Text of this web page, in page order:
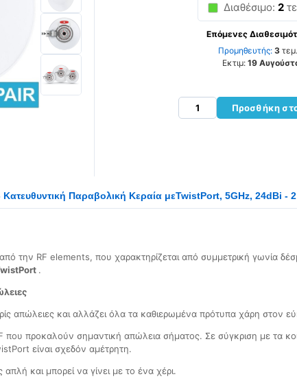
Διαθέσιμο: 2
Επόμενες
Προμηθευτής: 3 τεμ.
Εκτιμ: 19
Προσθήκη
Παραβολική Κεραία μεTwistPort, 5GHz, 24dBi - 2
από την RF elements, που χαρακτηρίζεται από συμμετρική γωνία
.
απώλειες και αλλάζει όλα τα καθιερωμένα πρότυπα χάρη στον
που προκαλούν σημαντική απώλεια σήματος. Σε σύγκριση με τα
είναι σχεδόν αμέτρητη.
και μπορεί να γίνει με το ένα χέρι.